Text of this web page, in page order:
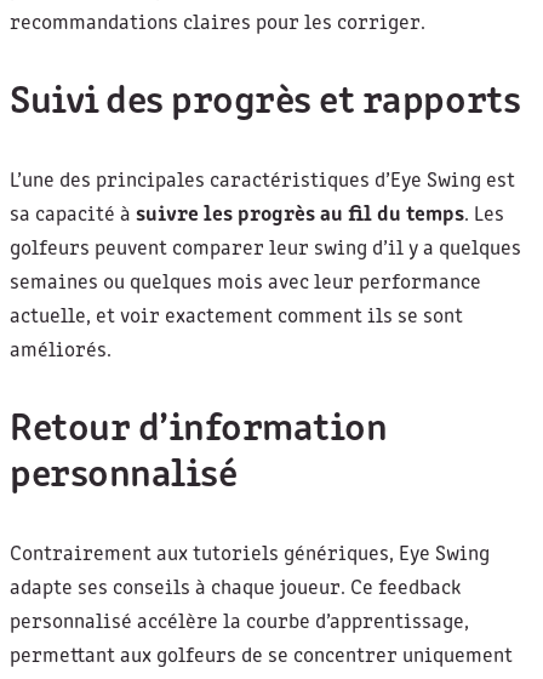
recommandations claires pour les corriger.
Suivi des progrès et rapports
L’une des principales caractéristiques d’Eye Swing est
sa capacité à suivre les progrès au fil du temps. Les
golfeurs peuvent comparer leur swing d’il y a quelques
semaines ou quelques mois avec leur performance
actuelle, et voir exactement comment ils se sont
améliorés.
Retour d’information
personnalisé
Contrairement aux tutoriels génériques, Eye Swing
adapte ses conseils à chaque joueur. Ce feedback
personnalisé accélère la courbe d’apprentissage,
permettant aux golfeurs de se concentrer uniquement